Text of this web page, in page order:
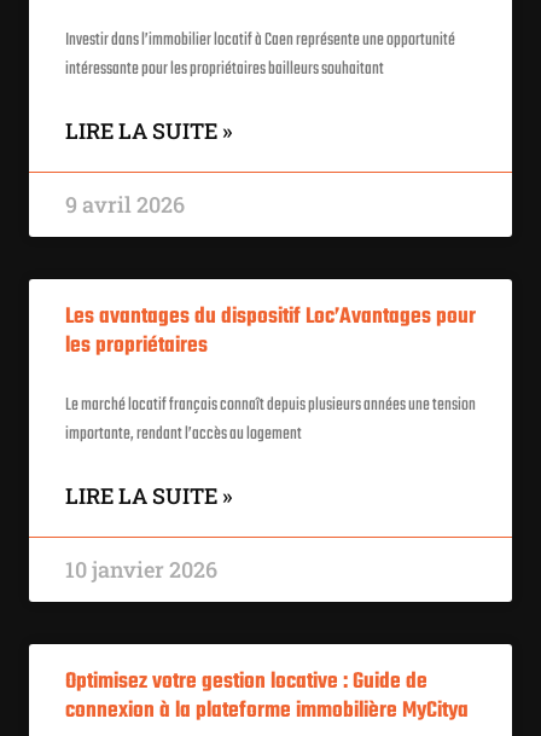
Investir dans l’immobilier locatif à Caen représente une opportunité
intéressante pour les propriétaires bailleurs souhaitant
LIRE LA SUITE »
9 avril 2026
Les avantages du dispositif Loc’Avantages pour
les propriétaires
Le marché locatif français connaît depuis plusieurs années une tension
importante, rendant l’accès au logement
LIRE LA SUITE »
10 janvier 2026
Optimisez votre gestion locative : Guide de
connexion à la plateforme immobilière MyCitya